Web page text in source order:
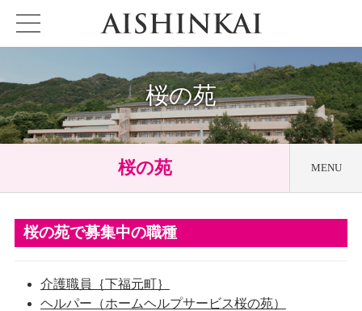
桜の苑
桜の苑 MENU
ケアハウス
居宅介護支援事業所
桜の苑で募集中の職種
介護職員｛下福元町｝
ヘルパー（ホームヘルプサービス桜の苑）